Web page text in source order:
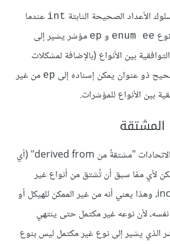
الأعداد الصحيحة الثابتة int عندما
enum ee و ep مؤشر يشير إلى
بين الأنواع (بالإضافة لمشكلات
ذو عنوان يمكن إسناده إلى ep من غير
بين الأنواع للمؤشرات.
المشتقة
تعد المصفوفات والهياكل والاتحادات "مشتقةٌ من derived from" (أي
لأي ممّا سبق أن تُشتق من أنواع غير
مكتملة incomplete types، وهذا يعني أنه من غير الممكن للهيكل أو
لأن نوعه غير مكتمل حتى ينتهي
الذي يشير إلى نوع غير مكتمل ليس بنوع